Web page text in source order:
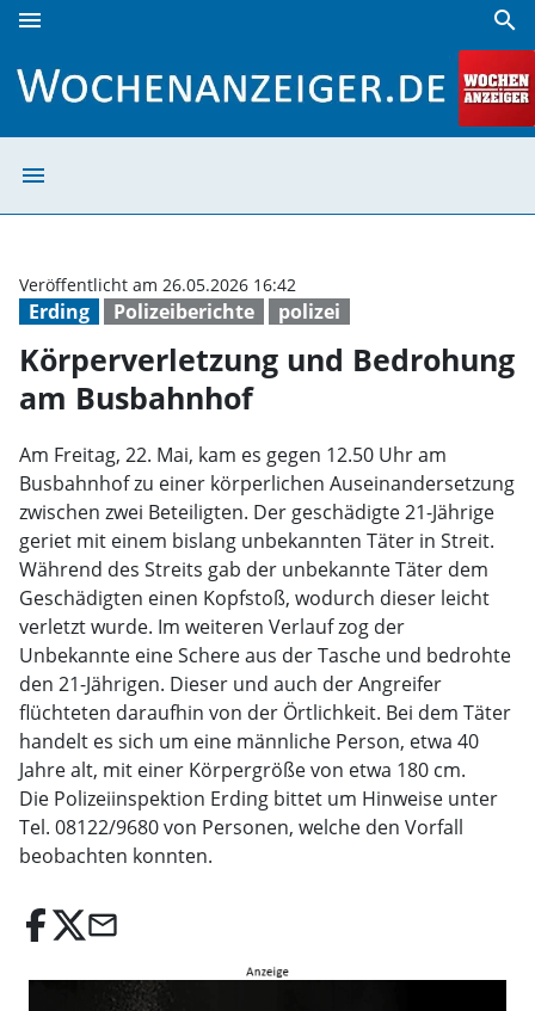
menu search
menu
Erding Polizeiberichte polizei
Veröffentlicht am 26.05.2026 16:42
Körperverletzung und Bedrohung
am Busbahnhof
Am Freitag, 22. Mai, kam es gegen 12.50 Uhr am
Busbahnhof zu einer körperlichen Auseinandersetzung
zwischen zwei Beteiligten. Der geschädigte 21-Jährige
geriet mit einem bislang unbekannten Täter in Streit.
Während des Streits gab der unbekannte Täter dem
Geschädigten einen Kopfstoß, wodurch dieser leicht
verletzt wurde. Im weiteren Verlauf zog der
Unbekannte eine Schere aus der Tasche und bedrohte
den 21-Jährigen. Dieser und auch der Angreifer
flüchteten daraufhin von der Örtlichkeit. Bei dem Täter
handelt es sich um eine männliche Person, etwa 40
Jahre alt, mit einer Körpergröße von etwa 180 cm.
Die Polizeiinspektion Erding bittet um Hinweise unter
Tel. 08122/9680 von Personen, welche den Vorfall
beobachten konnten.
email